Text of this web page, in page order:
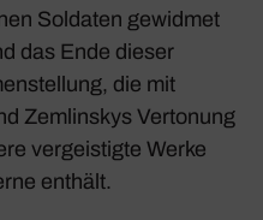
Soldaten gewidmet
das Ende dieser
die mit
Zemlin­skys Verto­nung
vergeis­tigte Werke
enthält.